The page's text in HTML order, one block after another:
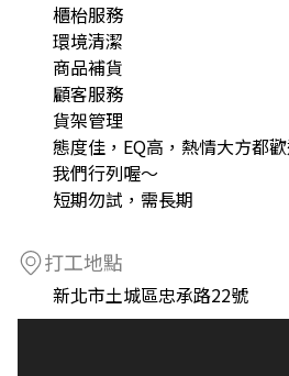
櫃枱服務
環境清潔
商品補貨
顧客服務
貨架管理
態度佳，EQ高，熱情大方都
我們行列喔～
短期勿試，需長期
打工地點
新北市土城區忠承路22號